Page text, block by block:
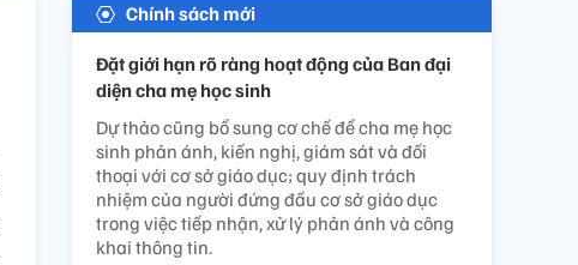
Chính sách mới
Đặt giới hạn rõ ràng hoạt động của Ban đại
diện cha mẹ học sinh
Dự thảo cũng bổ sung cơ chế để cha mẹ học
sinh phản ánh, kiến nghị, giám sát và đối
thoại với cơ sở giáo dục; quy định trách
nhiệm của người đứng đầu cơ sở giáo dục
trong việc tiếp nhận, xử lý phản ánh và công
khai thông tin.